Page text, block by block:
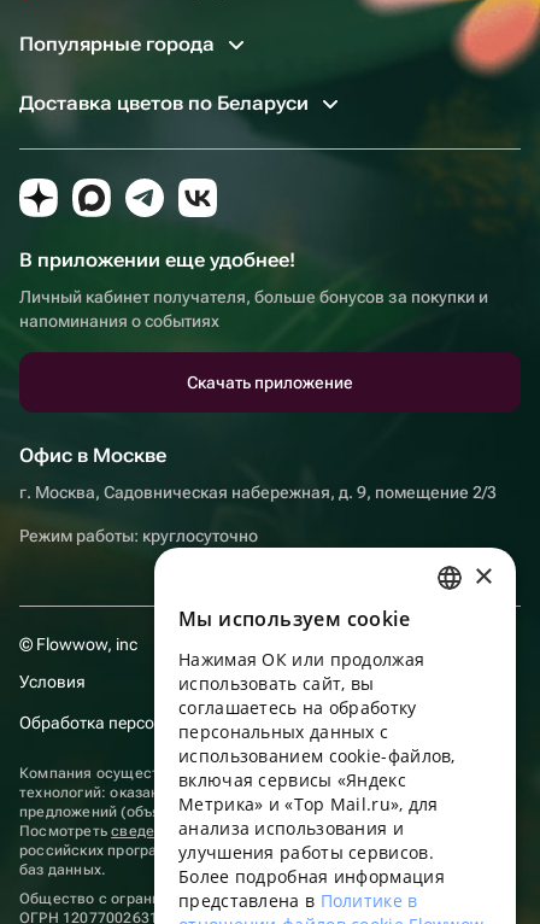
Популярные города
Доставка цветов по Беларуси
В приложении еще удобнее!
Личный кабинет получателя, больше бонусов за покупки и
напоминания о событиях
Скачать приложение
Офис в Москве
г. Москва, Садовническая набережная, д. 9, помещение 2/3
Режим работы: круглосуточно
© Flowwow, inc
Условия
Обработка персональных данных
Компания осуществляет деятельность в области информационных
технологий: оказание услуг в сети “Интернет” по размещению
предложений (объявлений) продавцов о реализации товаров.
Посмотретьсведения о программах, включенных в реестр
российских программ для электронных вычислительных машин и
баз данных.
Общество с ограниченной ответственностью «ФЛАУВАУ»
ОГРН 1207700263198, ИНН 9702020445
ENGLISH
UKRAINIAN
PORTUGUESE
FRENCH
×
Мы используем сookie
Нажимая ОК или продолжая
использовать сайт, вы
соглашаетесь на обработку
персональных данных с
использованием cookie-файлов,
включая сервисы «Яндекс
Метрика» и «Top Mail.ru», для
анализа использования и
улучшения работы сервисов.
Более подробная информация
представлена в Политике в